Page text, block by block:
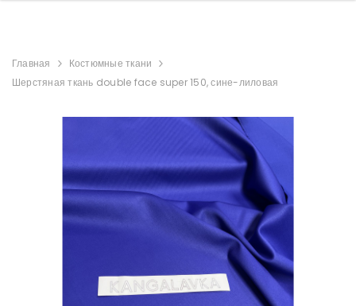
Главная
Костюмные ткани
Шерстяная ткань double face super 150, сине-лиловая